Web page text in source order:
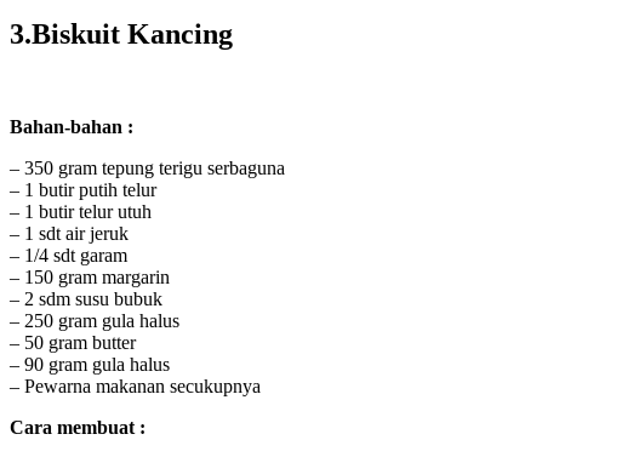
3.Biskuit Kancing
Bahan-bahan :
– 350 gram tepung terigu serbaguna
– 1 butir putih telur
– 1 butir telur utuh
– 1 sdt air jeruk
– 1/4 sdt garam
– 150 gram margarin
– 2 sdm susu bubuk
– 250 gram gula halus
– 50 gram butter
– 90 gram gula halus
– Pewarna makanan secukupnya
Cara membuat :